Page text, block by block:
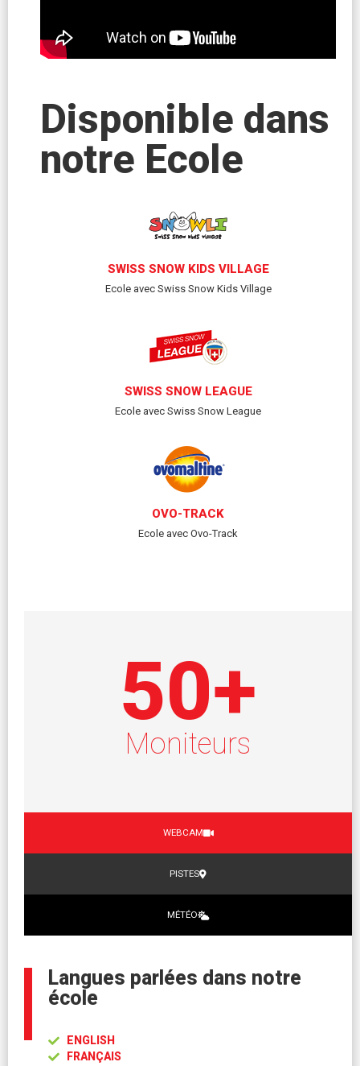
Disponible dans
notre Ecole
SWISS SNOW KIDS VILLAGE
Ecole avec Swiss Snow Kids Village
SWISS SNOW LEAGUE
Ecole avec Swiss Snow League
OVO-TRACK
Ecole avec Ovo-Track
Moniteurs
50+
WEBCAM
PISTES
MÉTÉO
Langues parlées dans notre
école
ENGLISH
FRANÇAIS